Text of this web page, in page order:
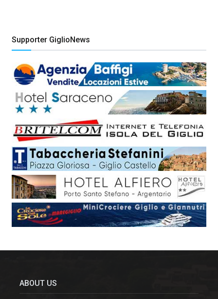
Supporter GiglioNews
ABOUT US